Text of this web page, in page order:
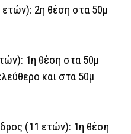
2η θέση στα 50μ
1η θέση στα 50μ
και στα 50μ
(11 ετών): 1η θέση